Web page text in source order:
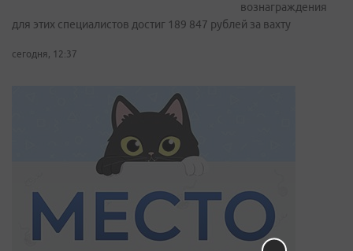
вознаграждения
для этих специалистов достиг 189 847 рублей за вахту
сегодня, 12:37